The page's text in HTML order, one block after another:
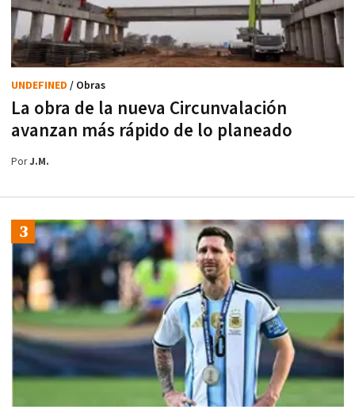
La obra de la nueva Circunvalación
avanzan más rápido de lo planeado
UNDEFINED / Obras
PorJ.M.